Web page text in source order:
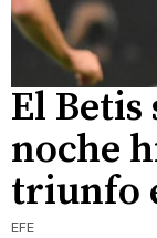
El Betis
noche
triunfo
EFE